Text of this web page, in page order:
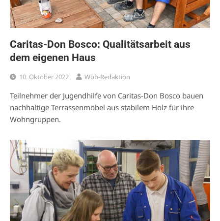
Caritas-Don Bosco: Qualitätsarbeit aus
dem eigenen Haus
10. Oktober 2022 Wob-Redaktion
Teilnehmer der Jugendhilfe von Caritas-Don Bosco bauen
nachhaltige Terrassenmöbel aus stabilem Holz für ihre
Wohngruppen.